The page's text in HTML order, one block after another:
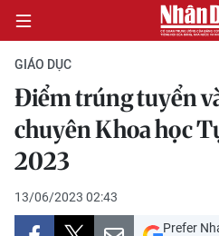
CHÍNH TRỊ
KINH TẾ
VĂN HÓA
GIÁO DỤC
Điểm trúng tuyển
chuyên Khoa học
2023
13/06/2023 02:43
Prefer